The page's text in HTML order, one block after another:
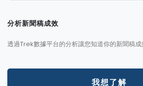
分析新聞稿成效
透過Trek數據平台的分析讓您知道你的新聞稿成
我想了解